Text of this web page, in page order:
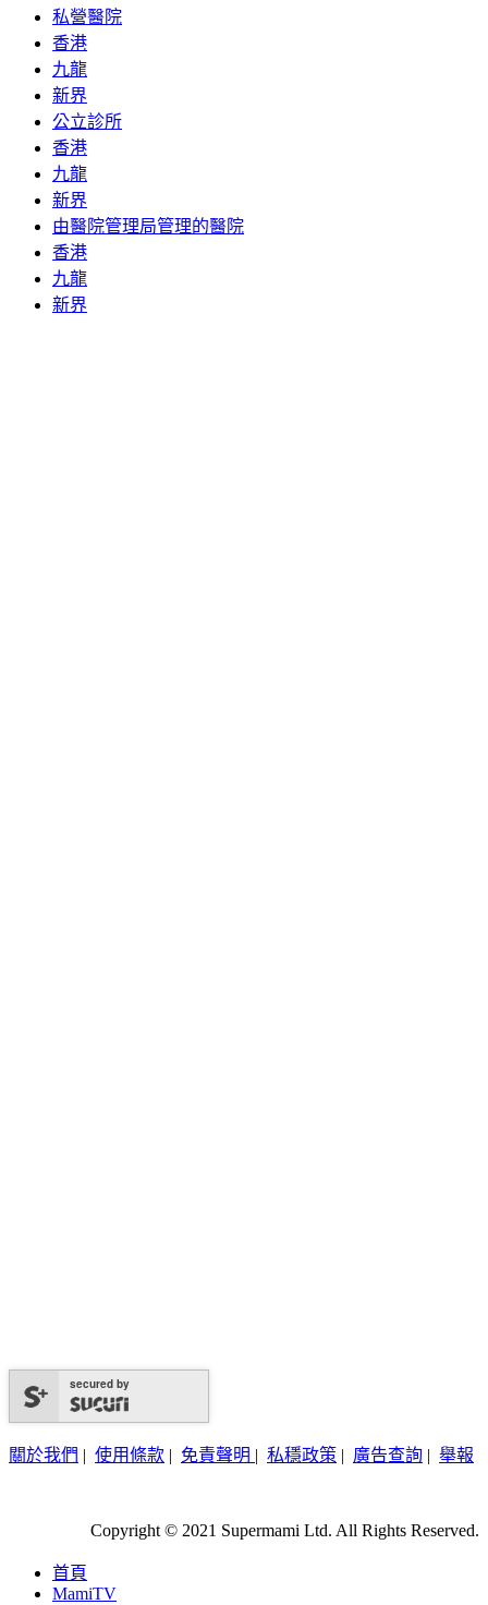
私營醫院
香港
九龍
新界
公立診所
香港
九龍
新界
由醫院管理局管理的醫院
香港
九龍
新界
secured by
關於我們 | 使用條款 | 免責聲明 | 私穩政策 | 廣告查詢 | 舉報
Copyright © 2021 Supermami Ltd. All Rights Reserved.
首頁
MamiTV